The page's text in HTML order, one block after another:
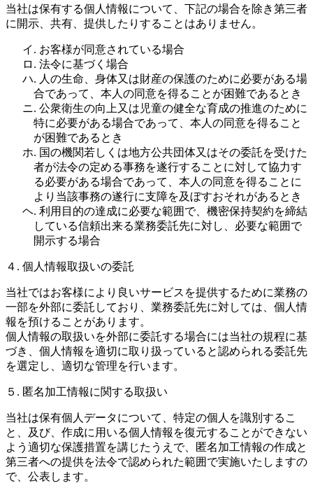
当社は保有する個人情報について、下記の場合を除き第三者
に開示、共有、提供したりすることはありません。
イ. お客様が同意されている場合
ロ. 法令に基づく場合
ハ. 人の生命、身体又は財産の保護のために必要がある場
合であって、本人の同意を得ることが困難であるとき
ニ. 公衆衛生の向上又は児童の健全な育成の推進のために
特に必要がある場合であって、本人の同意を得ること
が困難であるとき
ホ. 国の機関若しくは地方公共団体又はその委託を受けた
者が法令の定める事務を遂行することに対して協力す
る必要がある場合であって、本人の同意を得ることに
より当該事務の遂行に支障を及ぼすおそれがあるとき
ヘ. 利用目的の達成に必要な範囲で、機密保持契約を締結
している信頼出来る業務委託先に対し、必要な範囲で
開示する場合
４. 個人情報取扱いの委託
当社ではお客様により良いサービスを提供するために業務の
一部を外部に委託しており、業務委託先に対しては、個人情
報を預けることがあります。
個人情報の取扱いを外部に委託する場合には当社の規程に基
づき、個人情報を適切に取り扱っていると認められる委託先
を選定し、適切な管理を行います。
５. 匿名加工情報に関する取扱い
当社は保有個人データについて、特定の個人を識別するこ
と、及び、作成に用いる個人情報を復元することができない
よう適切な保護措置を講じたうえで、匿名加工情報の作成と
第三者への提供を法令で認められた範囲で実施いたしますの
で、公表します。